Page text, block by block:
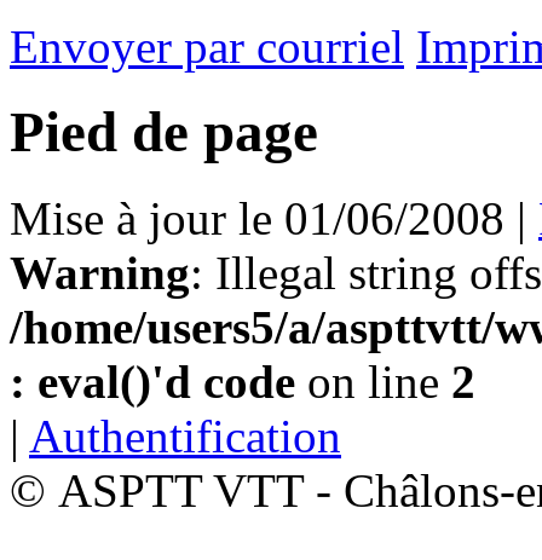
Envoyer par courriel
Pied de page
Mise à jour le 01/06/2008 |
Warning: Illegal string
/home/users5/a/aspttvtt/
: eval()'d code on line 2
| Authentification
© ASPTT VTT - Châlons-